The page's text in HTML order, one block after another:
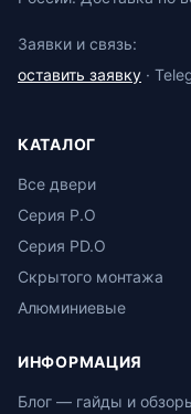
Заявки и связь:
оставить заявку ·
КАТАЛОГ
Все двери
Серия P.O
Серия PD.O
Скрытого монтажа
Алюминиевые
ИНФОРМАЦИЯ
Блог — гайды и